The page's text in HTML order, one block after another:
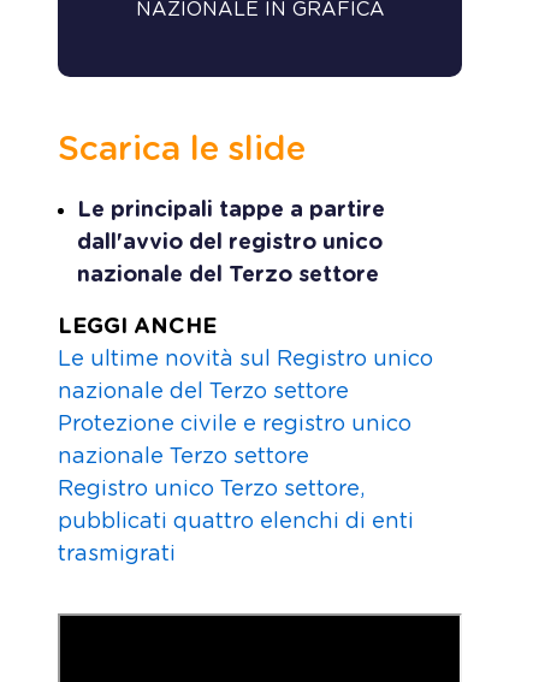
NAZIONALE IN GRAFICA
OPERATORI
Scarica le slide
Le principali tappe a partire
dall'avvio del registro unico
nazionale del Terzo settore
LEGGI ANCHE
Le ultime novità sul Registro unico
nazionale del Terzo settore
Protezione civile e registro unico
nazionale Terzo settore
Registro unico Terzo settore,
pubblicati quattro elenchi di enti
trasmigrati